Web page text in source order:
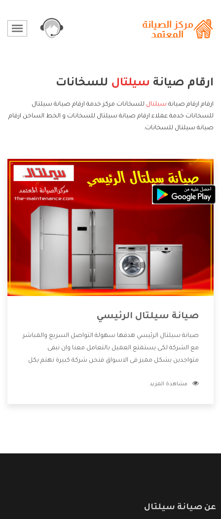
ارقام صيانة سيلتال للسخانات
ارقام ارقام صيانة سيلتال للسخانات مركز خدمة ارقام صيانة سيلتال
للسخانات خدمة عملاء ارقام صيانة سيلتال للسخانات و الخط الساخن ارقام
صيانة سيلتال للسخانات.
صيانة سيلتال الرئيسي
صيانة سيلتال الرئيسي هدفها سهولة التواصل السريع والمباشر
مع الشركة لكى يستمتع العميل بالتعامل معنا وان نبقى
متواجدين بشكل مميز فى الاسواق فنحن شركة كبيرة نهتم بكل
الشركة بها والتى تكون منها خدمة الصيانة التى تكون من أهم
مشاهدة المزيد
عن صيانة سيلتال